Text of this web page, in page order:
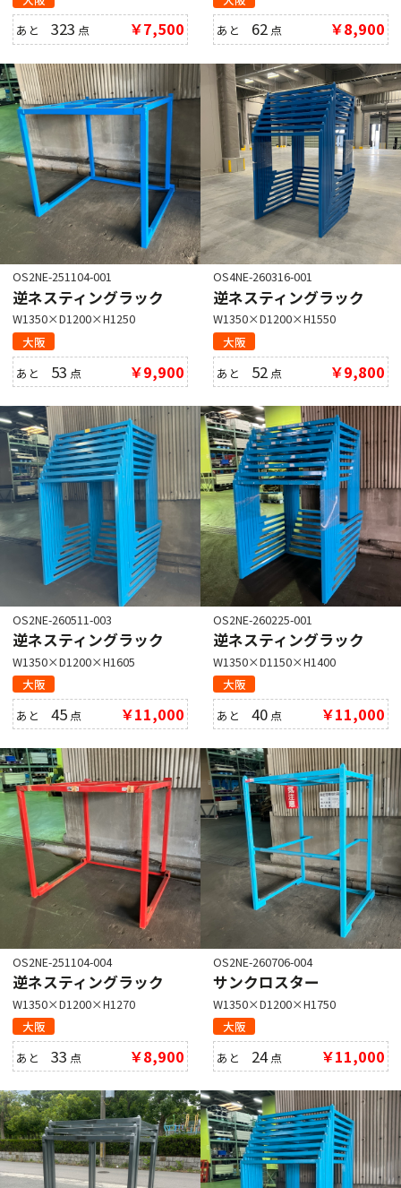
あと323 点 ￥7,500
あと 62 点 ￥8,900
OS2NE-251104-001
逆ネスティングラック
W1350×D1200×H1250
大阪
あと 53 点 ￥9,900
OS4NE-260316-001
逆ネスティングラック
W1350×D1200×H1550
大阪
あと 52 点 ￥9,800
OS2NE-260511-003
逆ネスティングラック
W1350×D1200×H1605
大阪
あと45 点 ￥11,000
OS2NE-260225-001
逆ネスティングラック
W1350×D1150×H1400
大阪
あと40 点 ￥11,000
OS2NE-251104-004
逆ネスティングラック
W1350×D1200×H1270
大阪
あと33 点 ￥8,900
OS2NE-260706-004
サンクロスター
W1350×D1200×H1750
大阪
あと 24点 ￥11,000